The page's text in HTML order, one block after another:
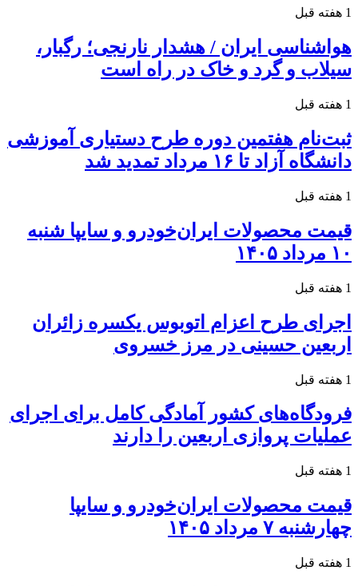
1 هفته قبل
هواشناسی ایران / هشدار نارنجی؛ رگبار،
سیلاب و گرد و خاک در راه است
1 هفته قبل
ثبت‌نام هفتمین دوره طرح دستیاری آموزشی
دانشگاه آزاد تا ۱۶ مرداد تمدید شد
1 هفته قبل
قیمت محصولات ایران‌خودرو و سایپا شنبه
۱۰ مرداد ۱۴۰۵
1 هفته قبل
اجرای طرح اعزام اتوبوس یکسره زائران
اربعین حسینی در مرز خسروی
1 هفته قبل
فرودگاه‌های کشور آمادگی کامل برای اجرای
عملیات پروازی اربعین را دارند
1 هفته قبل
قیمت محصولات ایران‌خودرو و سایپا
چهارشنبه ۷ مرداد ۱۴۰۵
1 هفته قبل